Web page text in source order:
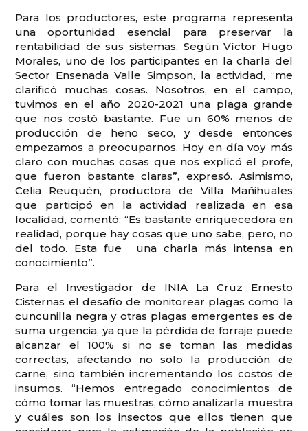
Para los productores, este programa representa
una oportunidad esencial para preservar la
rentabilidad de sus sistemas. Según Víctor Hugo
Morales, uno de los participantes en la charla del
Sector Ensenada Valle Simpson, la actividad, “me
clarificó muchas cosas. Nosotros, en el campo,
tuvimos en el año 2020-2021 una plaga grande
que nos costó bastante. Fue un 60% menos de
producción de heno seco, y desde entonces
empezamos a preocuparnos. Hoy en día voy más
claro con muchas cosas que nos explicó el profe,
que fueron bastante claras”, expresó. Asimismo,
Celia Reuquén, productora de Villa Mañihuales
que participó en la actividad realizada en esa
localidad, comentó: “Es bastante enriquecedora en
realidad, porque hay cosas que uno sabe, pero, no
del todo. Esta fue una charla más intensa en
conocimiento”.
Para el Investigador de INIA La Cruz Ernesto
Cisternas el desafío de monitorear plagas como la
cuncunilla negra y otras plagas emergentes es de
suma urgencia, ya que la pérdida de forraje puede
alcanzar el 100% si no se toman las medidas
correctas, afectando no solo la producción de
carne, sino también incrementando los costos de
insumos. “Hemos entregado conocimientos de
cómo tomar las muestras, cómo analizarla muestra
y cuáles son los insectos que ellos tienen que